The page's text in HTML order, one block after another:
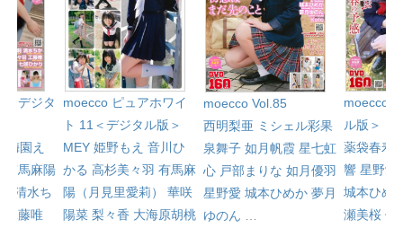
＜デジタ
梅園え
有馬麻陽
清水ち
工藤唯
moecco ピュアホワイ
ト 11＜デジタル版＞
MEY 姫野もえ 音川ひ
かる 高杉美々羽 有馬麻
陽（月見里愛莉）
華咲
陽菜 梨々香 大海原胡桃
moecco Vol.85
西明梨亜 ミシェル彩果
泉舞子 如月帆霞 星七虹
心 戸部まりな 如月優羽
星野愛 城本ひめか 夢月
ゆのん
moecco
ル版＞
薬袋春寿
響 星野愛
城本ひめ
瀬美桜 佐